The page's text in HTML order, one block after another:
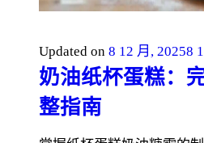
Updated on 8 12 月, 20258
奶油纸杯蛋糕：
整指南